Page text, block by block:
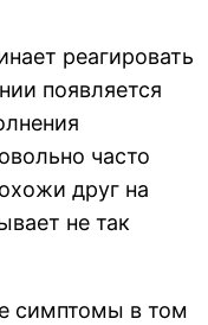
реагировать
появляется
часто
друг на
не так
симптомы в том